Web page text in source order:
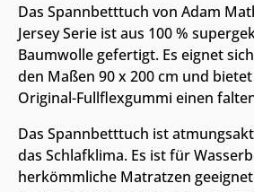
Das Spannbetttuch von Adam
Jersey Serie ist aus 100 %
Baumwolle gefertigt. Es eignet
den Maßen 90 x 200 cm und
Original-Fullflexgummi einen
Das Spannbetttuch ist
das Schlafklima. Es ist für
herkömmliche Matratzen